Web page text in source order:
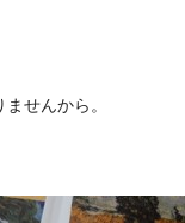
せんから。